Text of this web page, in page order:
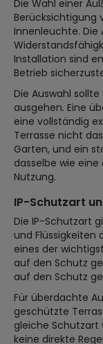
Die Wahl einer
Berücksichtigung
Innenleuchte. Die
Installation sind
Betrieb
Die Auswahl
ausgehen. Eine
eine vollständig
Terrasse nicht
Garten, und ein
dasselbe wie
Nutzung.
IP-Schutzart
Die IP-Schutzart
und Flüssigkeiten
eines der
auf den Schutz
auf den Schutz
Für überdachte
geschützte
gleiche Schutzart
keine direkte